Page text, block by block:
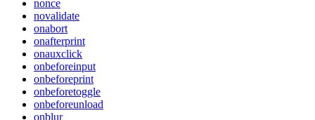
nonce
novalidate
onabort
onafterprint
onauxclick
onbeforeinput
onbeforeprint
onbeforetoggle
onbeforeunload
onblur